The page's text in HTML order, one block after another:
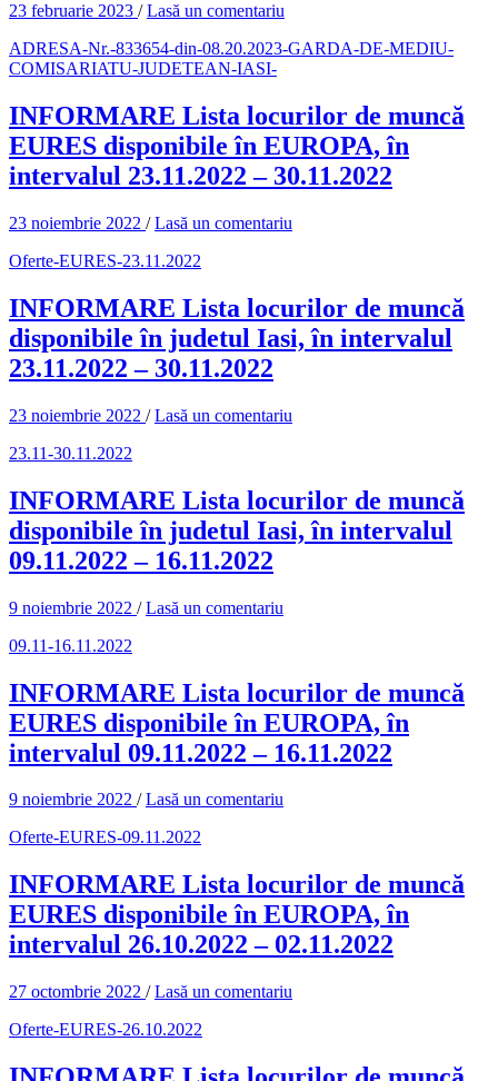
23 februarie 2023 /Lasă un comentariu
ADRESA-Nr.-833654-din-08.20.2023-GARDA-DE-MEDIU-
COMISARIATU-JUDETEAN-IASI-
INFORMARE Lista locurilor de muncă
EURES disponibile în EUROPA, în
intervalul 23.11.2022 – 30.11.2022
23 noiembrie 2022 /Lasă un comentariu
Oferte-EURES-23.11.2022
INFORMARE Lista locurilor de muncă
disponibile în judetul Iasi, în intervalul
23.11.2022 – 30.11.2022
23 noiembrie 2022 /Lasă un comentariu
23.11-30.11.2022
INFORMARE Lista locurilor de muncă
disponibile în judetul Iasi, în intervalul
09.11.2022 – 16.11.2022
9 noiembrie 2022 /Lasă un comentariu
09.11-16.11.2022
INFORMARE Lista locurilor de muncă
EURES disponibile în EUROPA, în
intervalul 09.11.2022 – 16.11.2022
9 noiembrie 2022 /Lasă un comentariu
Oferte-EURES-09.11.2022
INFORMARE Lista locurilor de muncă
EURES disponibile în EUROPA, în
intervalul 26.10.2022 – 02.11.2022
27 octombrie 2022 /Lasă un comentariu
Oferte-EURES-26.10.2022